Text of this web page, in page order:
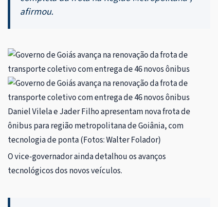
afirmou.
Daniel Vilela e Jader Filho apresentam nova frota de
ônibus para região metropolitana de Goiânia, com
tecnologia de ponta (Fotos: Walter Folador)
O vice-governador ainda detalhou os avanços
tecnológicos dos novos veículos.